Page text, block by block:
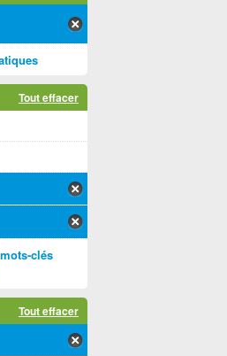
Tout effacer
clés
Tout effacer